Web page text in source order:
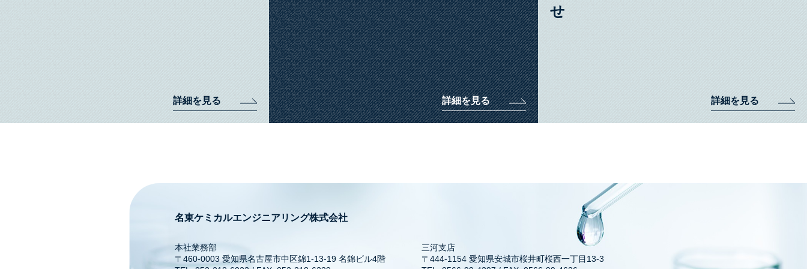
詳細を見る 詳細を見る 詳細を見る
名東ケミカルエンジニアリング株式会社
本社業務部
〒460-0003 愛知県名古屋市中区錦1-13-19 名錦ビル4階
三河支店
〒444-1154 愛知県安城市桜井町桜西一丁目13-3